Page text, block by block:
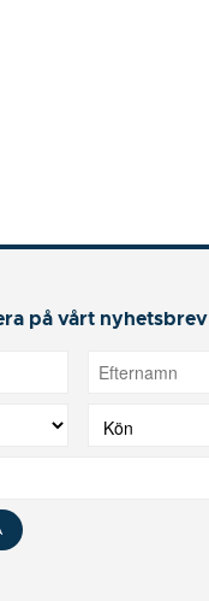
på vårt nyhetsbrev